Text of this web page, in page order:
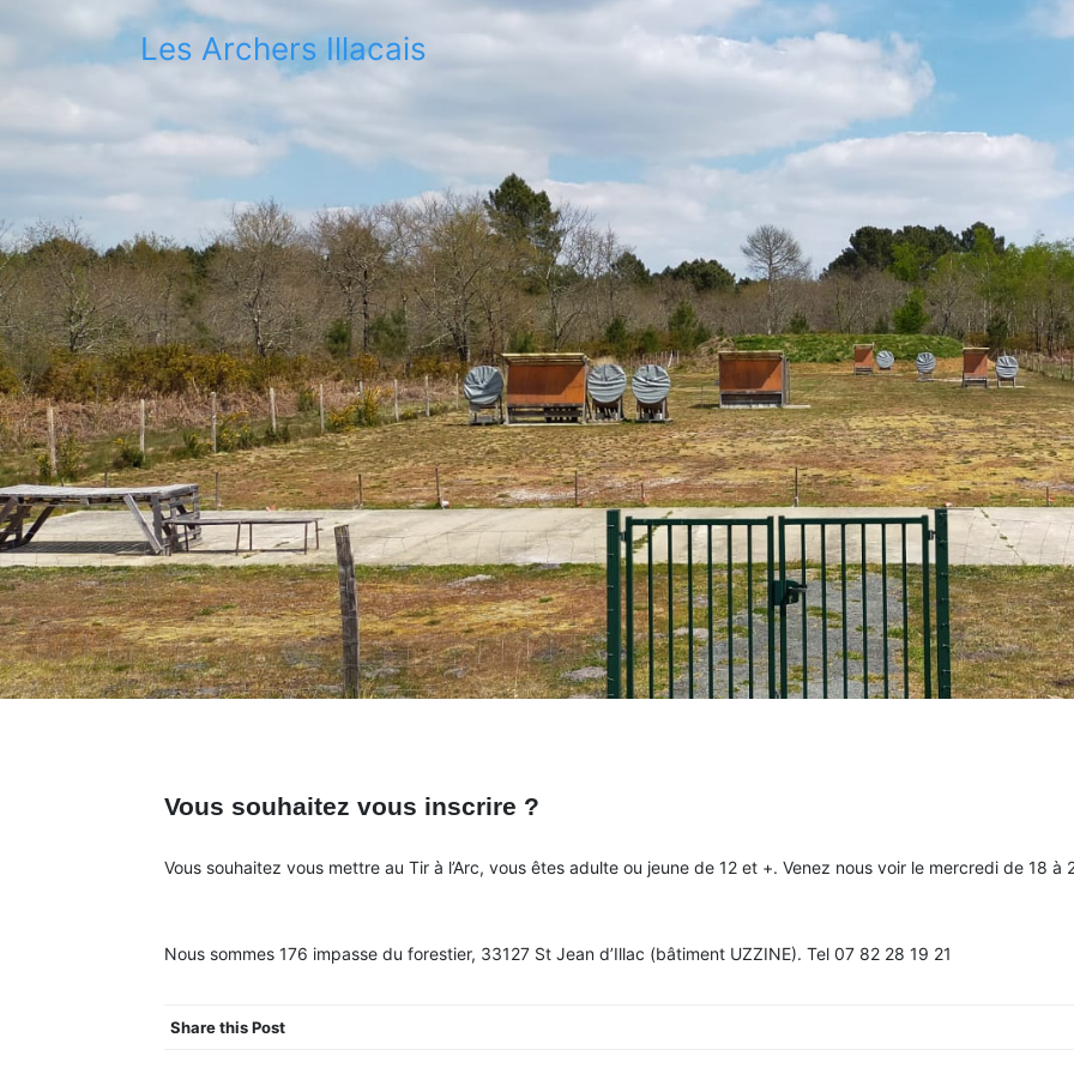
Les Archers Illacais
Vous souhaitez vous inscrire ?
Vous souhaitez vous mettre au Tir à l’Arc, vous êtes adulte ou jeune de 12 et +. Venez nous voir le mercredi de 18 à
Nous sommes 176 impasse du forestier, 33127 St Jean d’Illac (bâtiment UZZINE). Tel 07 82 28 19 21
Share this Post